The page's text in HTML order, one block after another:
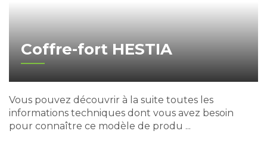
Coffre-fort HESTIA
Vous pouvez découvrir à la suite toutes les
informations techniques dont vous avez besoin
pour connaître ce modèle de produ ...